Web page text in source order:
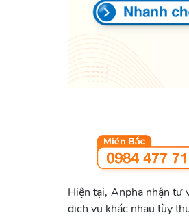
Hiện tại, Anpha nhận tư
dịch vụ khác nhau tùy